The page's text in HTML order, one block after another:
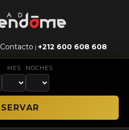
Contacto | +212 600 608 608
MES NOCHES